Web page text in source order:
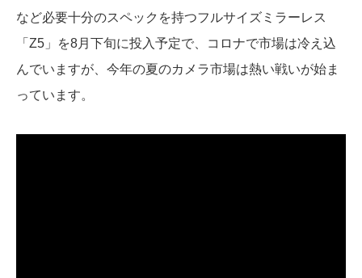
など必要十分のスペックを持つフルサイズミラーレス
「Z5」を8月下旬に投入予定で、コロナで市場は冷え込
んでいますが、今年の夏のカメラ市場は熱い戦いが始ま
っています。